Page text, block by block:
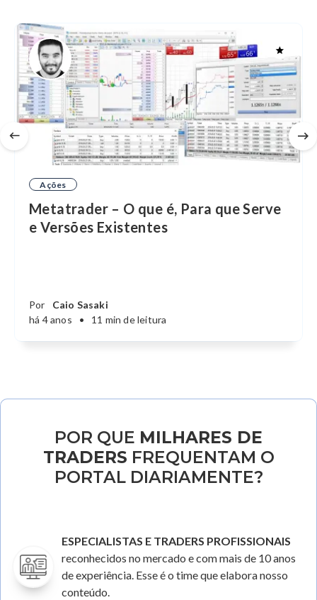
Ações
Metatrader – O que é, Para que Serve
e Versões Existentes
Por
Caio Sasaki
há 4 anos
• 11 min de leitura
POR QUE MILHARES DE
TRADERS FREQUENTAM O
PORTAL DIARIAMENTE?
ESPECIALISTAS E TRADERS PROFISSIONAIS
reconhecidos no mercado e com mais de 10 anos
de experiência. Esse é o time que elabora nosso
conteúdo.